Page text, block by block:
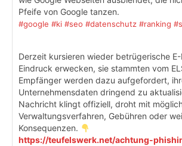
Pfeife von Google tanzen.
#google #ki #seo #datenschutz #ranking
Derzeit kursieren wieder betrügerische
Eindruck erwecken, sie stammten vom
Empfänger werden dazu aufgefordert,
Unternehmensdaten dringend zu
Nachricht klingt offiziell, droht mit
Verwaltungsverfahren, Gebühren oder
Konsequenzen.
https://teufelswerk.net/achtung-